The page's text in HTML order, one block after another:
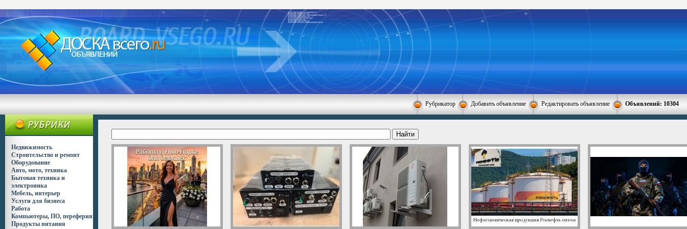
Рубрикатор Добавить объявление Редактировать объявление Объявлений: 10304
Недвижимость
Строительство и ремонт
Оборудование
Авто, мото, техника
Бытовая техника и
электроника
Мебель, интерьер
Услуги для бизнеса
Работа
Компьютеры, ПО, переферия
Продукты питания